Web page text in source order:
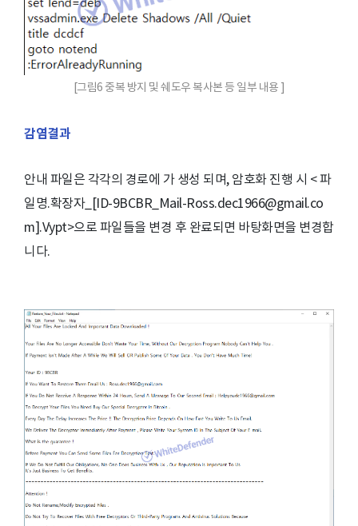
[그림6 중복 방지 및 쉐도우 복사본 등 일부 내용 ]
감염결과
안내 파일은 각각의 경로에 가 생성 되며, 암호화 진행 시 < 파
일명.확장자_[ID-9BCBR_Mail-Ross.dec1966@gmail.co
m].Vypt>으로 파일들을 변경 후 완료되면 바탕화면을 변경합
니다.